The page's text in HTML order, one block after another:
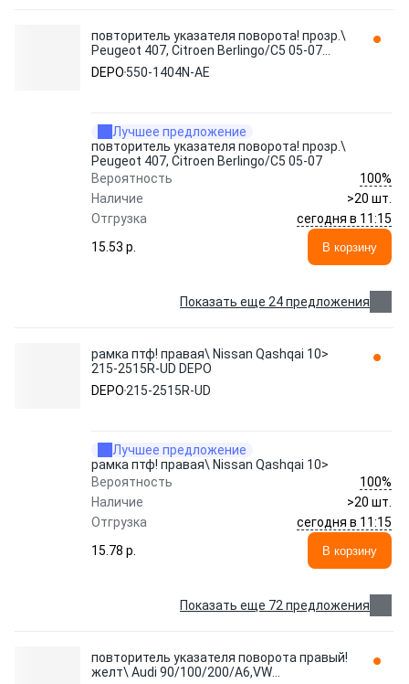
повторитель указателя поворота! прозр.\
Peugeot 407, Citroen Berlingo/C5 05-07
550-1404N-AE DEPO
DEPO 550-1404N-AE
Лучшее предложение
повторитель указателя поворота! прозр.\
Peugeot 407, Citroen Berlingo/C5 05-07
Вероятность
100%
Наличие
>20 шт.
Отгрузка
сегодня в 11:15
15.53 p.
В корзину
Показать еще 24 предложения
рамка птф! правая\ Nissan Qashqai 10>
215-2515R-UD DEPO
DEPO 215-2515R-UD
Лучшее предложение
рамка птф! правая\ Nissan Qashqai 10>
Вероятность
100%
Наличие
>20 шт.
Отгрузка
сегодня в 11:15
15.78 p.
В корзину
Показать еще 72 предложения
повторитель указателя поворота правый!
желт\ Audi 90/100/200/A6,VW